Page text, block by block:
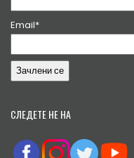
Email*
СЛЕДЕТЕ НЕ НА